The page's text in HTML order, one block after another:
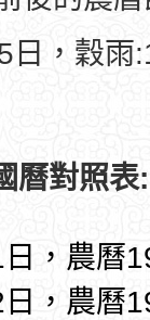
日，穀雨
曆對照表:
，農曆
，農曆